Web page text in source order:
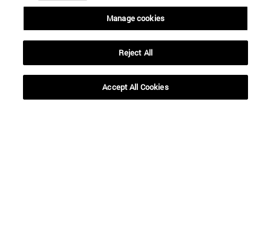
(abre en nueva ventana)
Mi correo(abre en nueva ventana)
Manage cookies
Reject All
Accept All Cookies